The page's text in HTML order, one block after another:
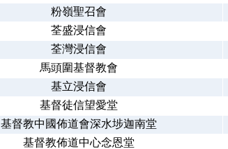
粉嶺聖召會
荃盛浸信會
荃灣浸信會
馬頭圍基督教會
基立浸信會
基督徒信望愛堂
基督教中國佈道會深水埗迦南堂
基督教佈道中心念恩堂